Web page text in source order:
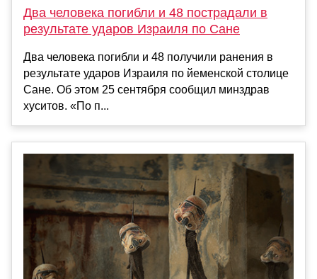
Два человека погибли и 48 пострадали в
результате ударов Израиля по Сане
Два человека погибли и 48 получили ранения в
результате ударов Израиля по йеменской столице
Сане. Об этом 25 сентября сообщил минздрав
хуситов. «По п...